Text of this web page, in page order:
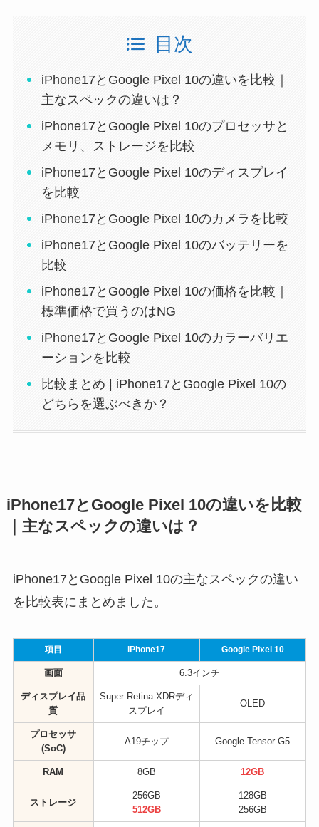
目次
iPhone17とGoogle Pixel 10の違いを比較｜
主なスペックの違いは？
iPhone17とGoogle Pixel 10のプロセッサと
メモリ、ストレージを比較
iPhone17とGoogle Pixel 10のディスプレイ
を比較
iPhone17とGoogle Pixel 10のカメラを比較
iPhone17とGoogle Pixel 10のバッテリーを
比較
iPhone17とGoogle Pixel 10の価格を比較｜
標準価格で買うのはNG
iPhone17とGoogle Pixel 10のカラーバリエ
ーションを比較
比較まとめ | iPhone17とGoogle Pixel 10の
どちらを選ぶべきか？
iPhone17とGoogle Pixel 10の違いを比較
｜主なスペックの違いは？
iPhone17とGoogle Pixel 10の主なスペックの違い
を比較表にまとめました。
項目 iPhone17 Google Pixel 10
画面 6.3インチ
ディスプレイ品
質
Super Retina XDRディ
スプレイ
OLED
プロセッサ
(SoC)
A19チップ Google Tensor G5
RAM 8GB 12GB
ストレージ
256GB
512GB
128GB
256GB